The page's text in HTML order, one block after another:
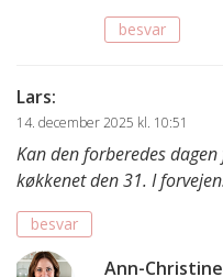
besvar
Lars:
14. december 2025 kl. 10:51
Kan den forberedes
køkkenet den 31. I
besvar
Ann-Christine